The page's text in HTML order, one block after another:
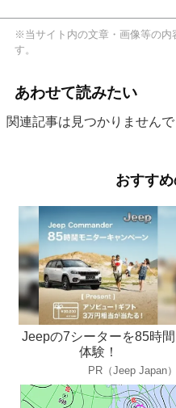
※当サイト内の文章・画像等の内
す。
あわせて読みたい
関連記事は見つかりませんで
おすす
Jeepの7シーターを85時間
体験！
PR（Jeep Japan）